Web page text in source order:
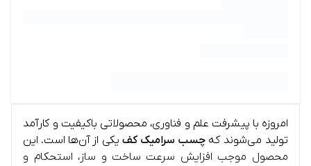
امروزه با پیشرفت علم و فناوری، محصولاتی باکیفیت و کارآمد
تولید می‌شوند کهچسب سرامیک کفیکی از آن‌ها است. این
محصول موجب افزایش سرعت ساخت و ساز، استحکام و